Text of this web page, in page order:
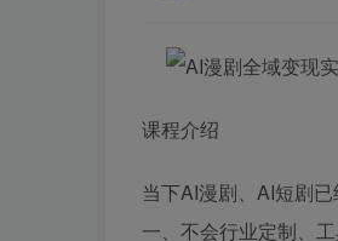
课程介绍
当下AI漫剧、AI短剧
一、不会行业定制、